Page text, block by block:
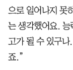
으로 일어나지 못
는 생각했어요. 능
고가 될 수 있구나
죠.”